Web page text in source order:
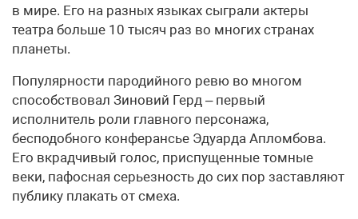
в мире. Его на разных языках сыграли актеры
театра больше 10 тысяч раз во многих странах
планеты.
Популярности пародийного ревю во многом
способствовал Зиновий Герд – первый
исполнитель роли главного персонажа,
бесподобного конферансье Эдуарда Апломбова.
Его вкрадчивый голос, приспущенные томные
веки, пафосная серьезность до сих пор заставляют
публику плакать от смеха.